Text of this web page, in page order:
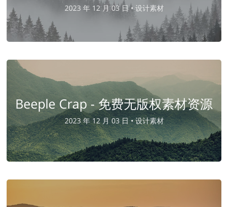
2023 年 12 月 03 日 •设计素材
Beeple Crap - 免费无版权素材资源
2023 年 12 月 03 日 •设计素材